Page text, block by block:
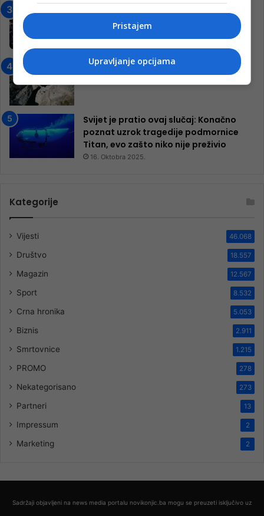
Jablanica: “Budi mi prijatelj” –
Pokrenuta kampanja za izgradnju
9. Jula 2024.
Neretva zavijena u crno
Svijet je pratio ovaj slučaj: Konačno
poznat uzrok tragedije podmornice
Titan, evo zašto niko nije preživio
16. Oktobra 2025.
Kategorije
Vijesti 46.068
Društvo 18.557
Magazin 12.567
Sport 8.532
Crna hronika 5.053
Biznis 2.911
Smrtovnice 1.215
PROMO 278
Nekategorisano 273
Partneri 13
Impressum 2
Marketing 2
Sadržaji objavljeni na news media portalu novikonjic.ba mogu se preuzeti isključivo uz
Pristajem
Upravljanje opcijama